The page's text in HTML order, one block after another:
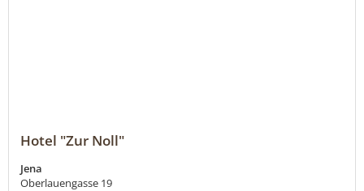
Hotel "Zur Noll"
Jena
Oberlauengasse 19